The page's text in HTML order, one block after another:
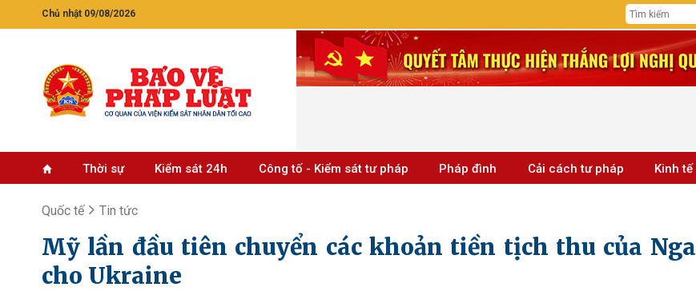
Chủ nhật 09/08/2026
Thời sự Kiểm sát 24h Công tố - Kiểm sát tư pháp Pháp đình Cải cách tư pháp Kinh tế
Quốc tế Tin tức
Mỹ lần đầu tiên chuyển các khoản tiền tịch thu của Nga
cho Ukraine